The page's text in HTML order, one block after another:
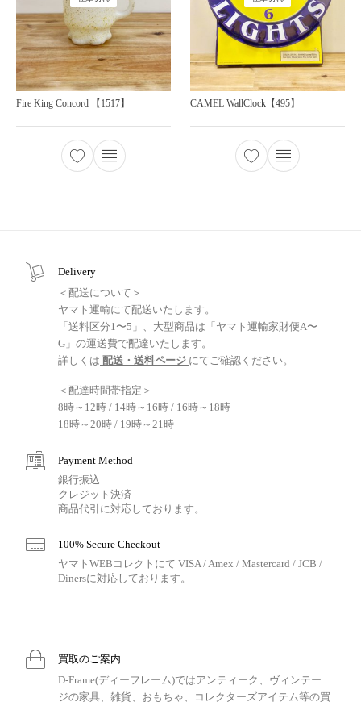
Fire King Concord 【1517】 CAMEL WallClock【495】
Delivery
＜配送について＞
ヤマト運輸にて配送いたします。
「送料区分1〜5」、大型商品は「ヤマト運輸家財便A〜
G」の運送費で配達いたします。
詳しくは 配送・送料ページ にてご確認ください。
＜配達時間帯指定＞
8時～12時 / 14時～16時 / 16時～18時
18時～20時 / 19時～21時
Payment Method
銀行振込
クレジット決済
商品代引に対応しております。
100% Secure Checkout
ヤマトWEBコレクトにて VISA / Amex / Mastercard / JCB /
Dinersに対応しております。
買取のご案内
D-Frame(ディーフレーム)ではアンティーク、ヴィンテー
ジの家具、雑貨、おもちゃ、コレクターズアイテム等の買